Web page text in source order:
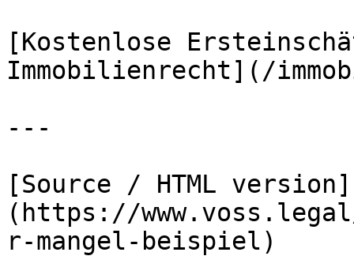
[Kostenlose
Immobilienrecht](/
---
[Source / HTML version]
(https://